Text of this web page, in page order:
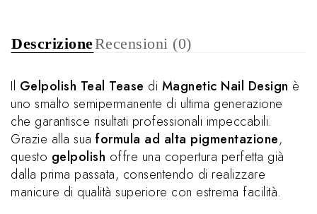
DescrizioneRecensioni (0)
Il Gelpolish Teal Tease di Magnetic Nail Design è
uno smalto semipermanente di ultima generazione
che garantisce risultati professionali impeccabili.
Grazie alla sua formula ad alta pigmentazione,
questo gelpolish offre una copertura perfetta già
dalla prima passata, consentendo di realizzare
manicure di qualità superiore con estrema facilità.